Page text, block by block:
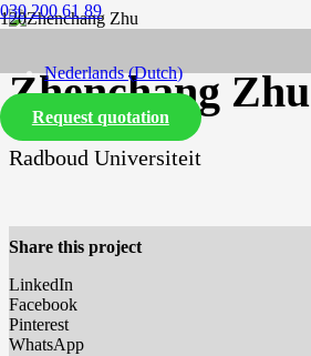
030 200 61 89
Nederlands(Dutch)
English
Request quotation
Zhenchang Zhu
Radboud Universiteit
Share this project
LinkedIn
Facebook
Pinterest
WhatsApp